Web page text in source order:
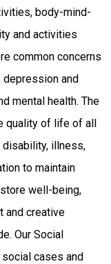
body-mind-
and activities
common concerns
depression and
mental health. The
quality of life of all
disability, illness,
to maintain
well-being,
and creative
Our Social
cases and